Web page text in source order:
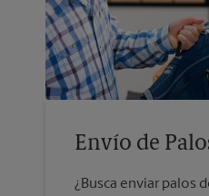
Envío de
¿Busca enviar palos